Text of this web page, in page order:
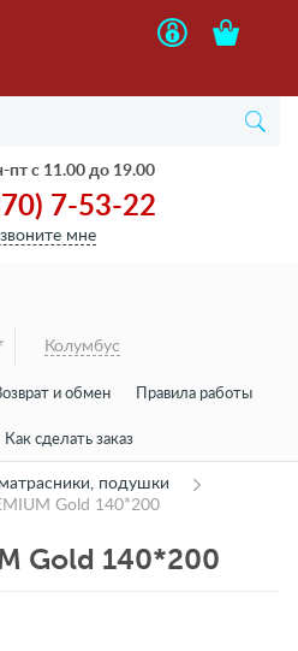
пт с 11.00 до 19.00
7-53-22
мне
Колумбус
и обмен Правила работы
Как сделать заказ
подушки
Gold 140*200
Gold 140*200